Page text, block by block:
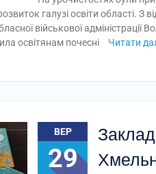
галузі освіти області. З
військової
освітянам почесні
Читати
ВЕР
29